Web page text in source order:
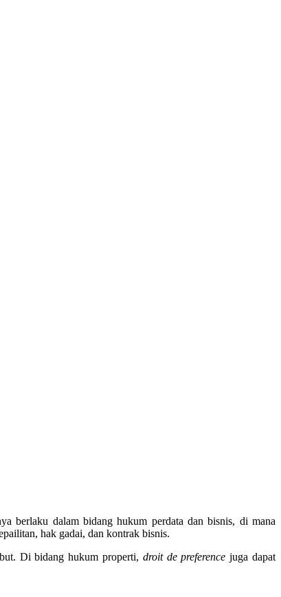
berlaku dalam bidang hukum perdata dan bisnis, di mana
hak gadai, dan kontrak bisnis.
Di bidang hukum properti, droit de preference juga dapat